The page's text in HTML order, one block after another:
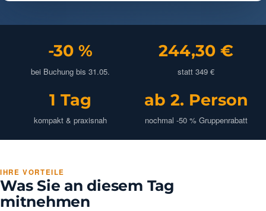
-30 %
bei Buchung bis 31.05.
244,30 €
statt 349 €
1 Tag
kompakt & praxisnah
ab 2. Person
nochmal -50 % Gruppenrabatt
IHRE VORTEILE
Was Sie an diesem Tag
mitnehmen